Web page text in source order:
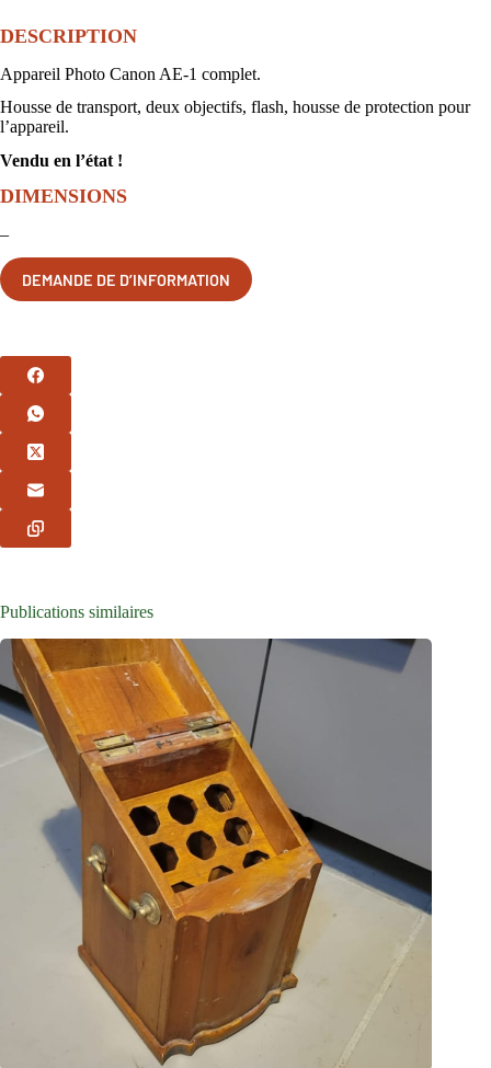
DESCRIPTION
Appareil Photo Canon AE-1 complet.
Housse de transport, deux objectifs, flash, housse de protection pour
l’appareil.
Vendu en l’état !
DIMENSIONS
–
DEMANDE DE D’INFORMATION
Publications similaires